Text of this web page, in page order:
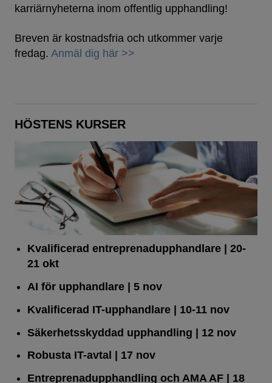
karriärnyheterna inom offentlig upphandling!
Breven är kostnadsfria och utkommer varje
fredag. Anmäl dig här >>
HÖSTENS KURSER
Kvalificerad entreprenad­upphandlare
| 20-
21 okt
AI för upphandlare| 5 nov
Kvalificerad IT-upphandlare| 10-11 nov
Säkerhetsskyddad upphandling | 12 nov
Robusta IT-avtal
| 17 nov
Entreprenadupphandling och AMA AF| 18